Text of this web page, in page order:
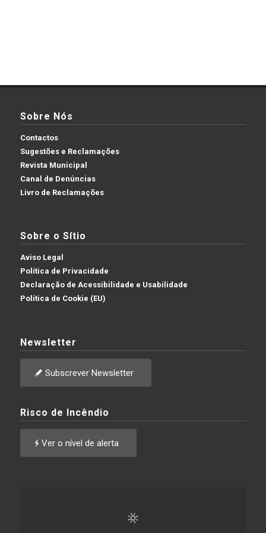
Sobre Nós
Contactos
Sugestões e Reclamações
Revista Municipal
Canal de Denúncias
Livro de Reclamações
Sobre o Sítio
Aviso Legal
Política de Privacidade
Declaração de Acessibilidade e Usabilidade
Política de Cookie (EU)
Newsletter
Subscrever Newsletter
Risco de Incêndio
Ver o nível de alerta